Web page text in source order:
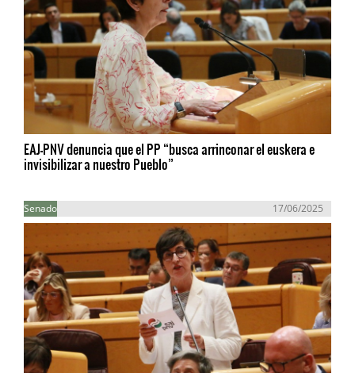
EAJ-PNV denuncia que el PP “busca arrinconar el euskera e
invisibilizar a nuestro Pueblo”
Senado 17/06/2025